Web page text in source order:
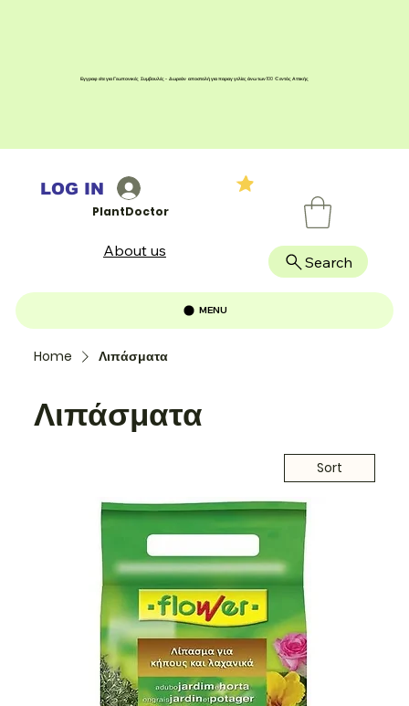
Home Λιπάσματα
Λιπάσματα
Sort
Εγγραφείτε για Γεωπονικές Συμβουλές - Δωρεάν αποστολή για παραγγελίες άνω των 100 € εντός Αττικής
PlantDoctor
Search
MENU
LOG IN
About us